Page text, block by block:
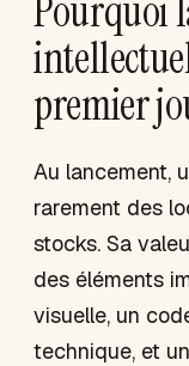
Pourquoi
premier
Au lancement,
rarement des
stocks. Sa
des éléments
visuelle, un
technique, et